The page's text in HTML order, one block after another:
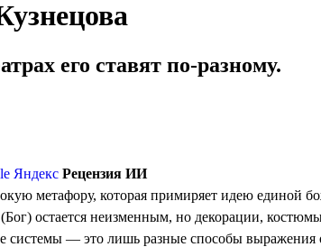
его ставят по-разному.
Яндекс Рецензия ИИ
метафору, которая примиряет идею единой
остается неизменным, но декорации,
системы — это лишь разные способы